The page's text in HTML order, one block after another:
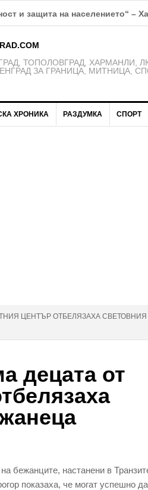
и защита на населението“ –
ТОПОЛОВГРАД, ХАРМАНЛИ,
ЗА ГРАНИЦА, МИТНИЦА,
ХРОНИКА РАЗДУМКА СПОРТ
ЦЕНТЪР ОТБЕЛЯЗАХА
децата от
бежанците, настанени в
показаха, че могат успешно